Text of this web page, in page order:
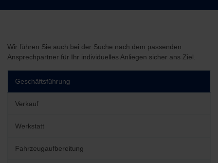
Wir führen Sie auch bei der Suche nach dem passenden
Ansprechpartner für Ihr individuelles Anliegen sicher ans Ziel.
Geschäftsführung
Verkauf
Werkstatt
Fahrzeugaufbereitung